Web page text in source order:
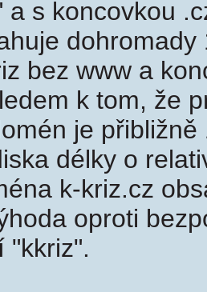
a s koncovkou
bez www a
k tom, že
je
délky o
k-kriz.cz
oproti
"kkriz".